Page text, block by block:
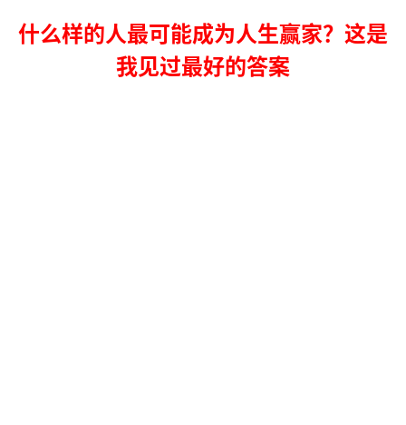
什么样的人最可能成为人生赢家？这是
我见过最好的答案